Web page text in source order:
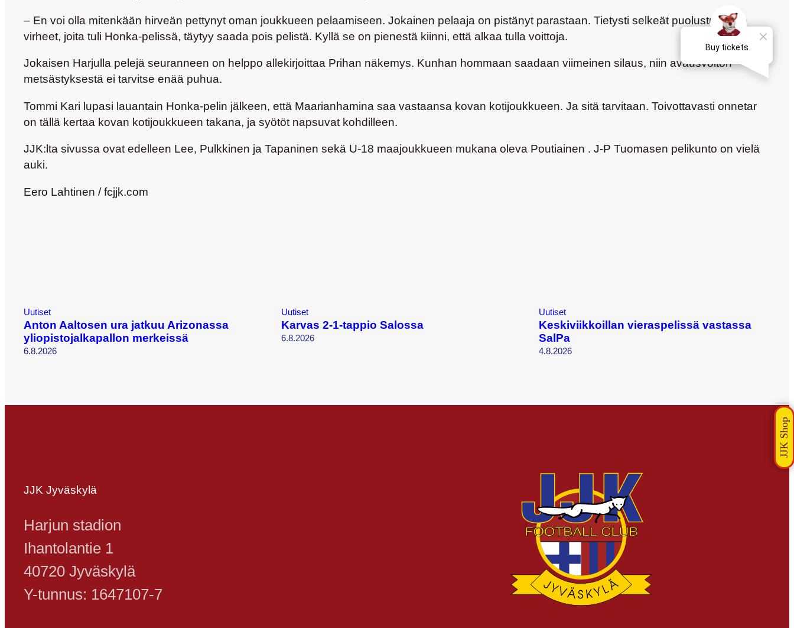
– En voi olla mitenkään hirveän pettynyt oman joukkueen pelaamiseen. Jokainen pelaaja on pistänyt parastaan. Tietysti selkeät puolustuspään
virheet, joita tuli Honka-pelissä, täytyy saada pois pelistä. Kyllä se on pienestä kiinni, että alkaa tulla voittoja.
Jokaisen Harjulla pelejä seuranneen on helppo allekirjoittaa Prihan näkemys. Kunhan hommaan saadaan viimeinen silaus, niin avausvoiton
metsästyksestä ei tarvitse enää puhua.
Tommi Kari lupasi lauantain Honka-pelin jälkeen, että Maarianhamina saa vastaansa kovan kotijoukkueen. Ja sitä tarvitaan. Toivottavasti onnetar
on tällä kertaa kovan kotijoukkueen takana, ja syötöt napsuvat kohdilleen.
JJK:lta sivussa ovat edelleen Lee, Pulkkinen ja Tapaninen sekä U-18 maajoukkueen mukana oleva Poutiainen . J-P Tuomasen pelikunto on vielä
auki.
Eero Lahtinen / fcjjk.com
Uutiset
Anton Aaltosen ura jatkuu Arizonassa
yliopistojalkapallon merkeissä
6.8.2026
Uutiset
Karvas 2-1-tappio Salossa
6.8.2026
Uutiset
Keskiviikkoillan vieraspelissä vastassa
SalPa
4.8.2026
JJK Jyväskylä
Harjun stadion
Ihantolantie 1
40720 Jyväskylä
Y-tunnus: 1647107-7